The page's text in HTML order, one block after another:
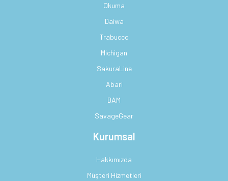
Okuma
Daiwa
Trabucco
Michigan
SakuraLine
Abari
DAM
SavageGear
Kurumsal
Hakkımızda
Müşteri Hizmetleri